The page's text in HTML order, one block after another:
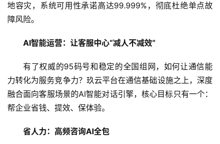
商
费
生
活
地容灾，系统可用性承诺高达99.999%，彻底杜绝单点故
障风险。
AI智能运营：让客服中心“减人不减效”
有了权威的95码号和稳定的全国组网，如何让通信能
力转化为服务竞争力？玖云平台在通信基础设施之上，深度
融合面向客服场景的AI智能对话引擎，核心目标只有一个：
帮企业省钱、提效、保体验。
省人力：高频咨询AI全包